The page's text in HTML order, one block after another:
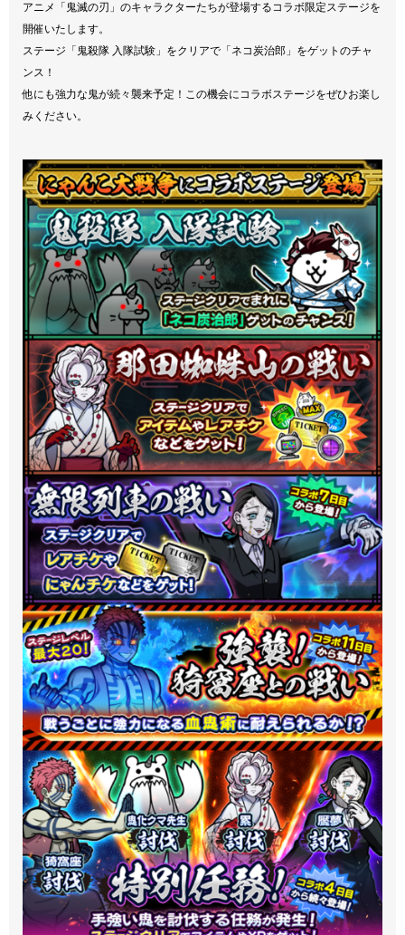
アニメ「鬼滅の刃」のキャラクターたちが登場するコラボ限定ステージを
開催いたします。
ステージ「鬼殺隊 入隊試験」をクリアで「ネコ炭治郎」をゲットのチャ
ンス！
他にも強力な鬼が続々襲来予定！この機会にコラボステージをぜひお楽し
みください。